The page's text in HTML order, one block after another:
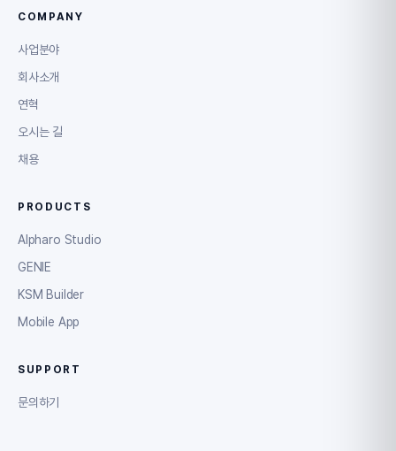
COMPANY
사업분야
회사소개
연혁
오시는 길
채용
PRODUCTS
Alpharo Studio
GENIE
KSM Builder
Mobile App
SUPPORT
문의하기